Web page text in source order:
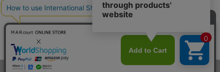
iOS Android
© 2020 Mother’s Industry co., ltd.